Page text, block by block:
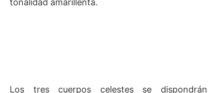
tonalidad amarillenta.
Los tres cuerpos celestes se dispondrán